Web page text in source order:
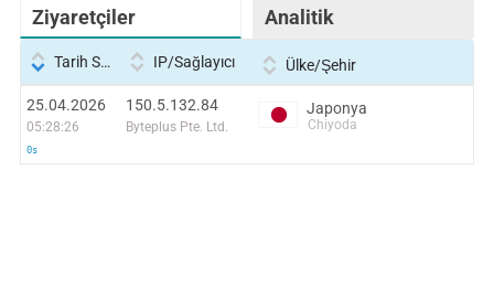
Ziyaretçiler Analitik
Tarih Saati IP/Sağlayıcı Ülke/Şehir
25.04.2026
05:28:26
0s
150.5.132.84
Byteplus Pte. Ltd.
Japonya
Chiyoda